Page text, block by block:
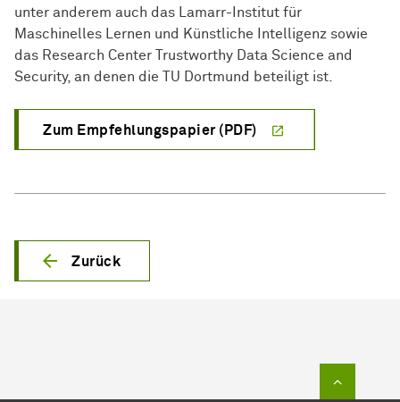
unter anderem auch das Lamarr-Institut für
Maschinelles Lernen und Künstliche Intelligenz sowie
das Research Center Trustworthy Data Science and
Security, an denen die TU Dortmund beteiligt ist.
Zum Empfehlungspapier (PDF)
Zurück